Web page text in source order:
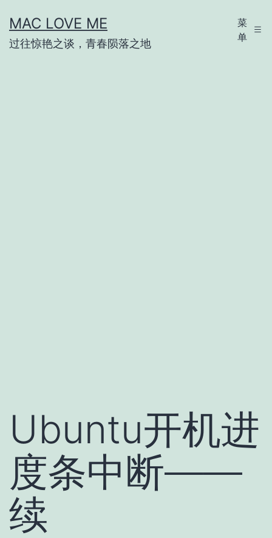
至
内
MAC LOVE ME
过往惊艳之谈，青春陨落之地
菜
单
Ubuntu开机进
度条中断——
续